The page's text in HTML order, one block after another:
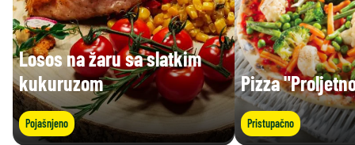
Losos na žaru sa slatkim
kukuruzom
Pojašnjeno
Pizza
Pristupačno